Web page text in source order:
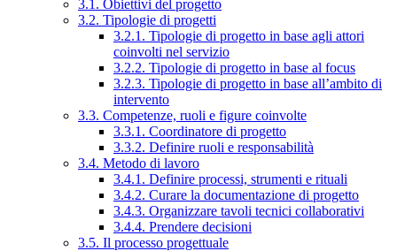
3.1. Obiettivi del progetto
3.2. Tipologie di progetti
3.2.1. Tipologie di progetto in base agli attori
coinvolti nel servizio
3.2.2. Tipologie di progetto in base al focus
3.2.3. Tipologie di progetto in base all’ambito di
intervento
3.3. Competenze, ruoli e figure coinvolte
3.3.1. Coordinatore di progetto
3.3.2. Definire ruoli e responsabilità
3.4. Metodo di lavoro
3.4.1. Definire processi, strumenti e rituali
3.4.2. Curare la documentazione di progetto
3.4.3. Organizzare tavoli tecnici collaborativi
3.4.4. Prendere decisioni
3.5. Il processo progettuale